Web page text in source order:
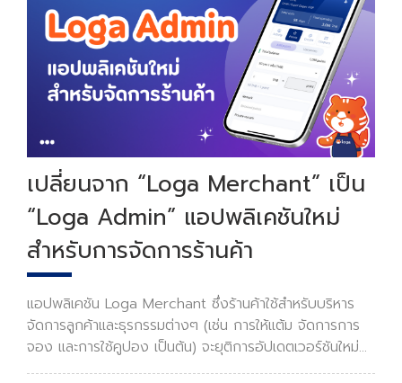
เปลี่ยนจาก “Loga Merchant” เป็น
“Loga Admin” แอปพลิเคชันใหม่
สำหรับการจัดการร้านค้า
แอปพลิเคชัน Loga Merchant ซึ่งร้านค้าใช้สำหรับบริหาร
จัดการลูกค้าและธุรกรรมต่างๆ (เช่น การให้แต้ม จัดการการ
จอง และการใช้คูปอง เป็นต้น) จะยุติการอัปเดตเวอร์ชันใหม่
หลังวันที่ 15 กันยายน 2568 นี้ ซึ่งจะส่งผลให้หากมีการ